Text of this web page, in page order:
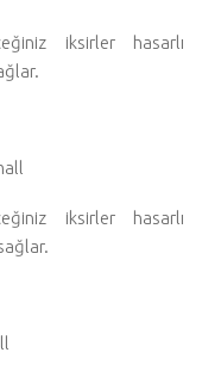
iksirler hasarlı
iksirler hasarlı